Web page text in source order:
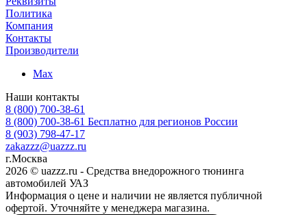
Политика
Компания
Контакты
Производители
Max
Наши контакты
8 (800) 700-38-61
8 (800) 700-38-61 Бесплатно для регионов России
8 (903) 798-47-17
zakazzz@uazzz.ru
г.Москва
2026 © uazzz.ru - Средства внедорожного тюнинга
автомобилей УАЗ
Информация о цене и наличии не является публичной
офертой. Уточняйте у менеджера магазина.